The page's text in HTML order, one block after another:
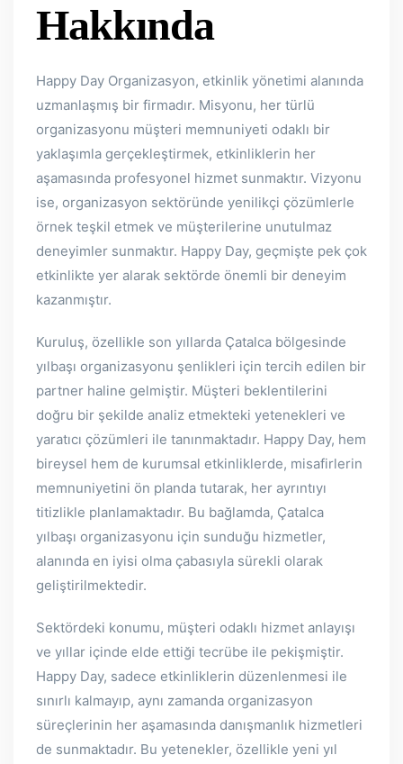
Hakkında
Happy Day Organizasyon, etkinlik yönetimi alanında
uzmanlaşmış bir firmadır. Misyonu, her türlü
organizasyonu müşteri memnuniyeti odaklı bir
yaklaşımla gerçekleştirmek, etkinliklerin her
aşamasında profesyonel hizmet sunmaktır. Vizyonu
ise, organizasyon sektöründe yenilikçi çözümlerle
örnek teşkil etmek ve müşterilerine unutulmaz
deneyimler sunmaktır. Happy Day, geçmişte pek çok
etkinlikte yer alarak sektörde önemli bir deneyim
kazanmıştır.
Kuruluş, özellikle son yıllarda Çatalca bölgesinde
yılbaşı organizasyonu şenlikleri için tercih edilen bir
partner haline gelmiştir. Müşteri beklentilerini
doğru bir şekilde analiz etmekteki yetenekleri ve
yaratıcı çözümleri ile tanınmaktadır. Happy Day, hem
bireysel hem de kurumsal etkinliklerde, misafirlerin
memnuniyetini ön planda tutarak, her ayrıntıyı
titizlikle planlamaktadır. Bu bağlamda, Çatalca
yılbaşı organizasyonu için sunduğu hizmetler,
alanında en iyisi olma çabasıyla sürekli olarak
geliştirilmektedir.
Sektördeki konumu, müşteri odaklı hizmet anlayışı
ve yıllar içinde elde ettiği tecrübe ile pekişmiştir.
Happy Day, sadece etkinliklerin düzenlenmesi ile
sınırlı kalmayıp, aynı zamanda organizasyon
süreçlerinin her aşamasında danışmanlık hizmetleri
de sunmaktadır. Bu yetenekler, özellikle yeni yıl